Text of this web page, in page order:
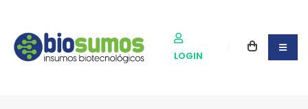
LOGIN